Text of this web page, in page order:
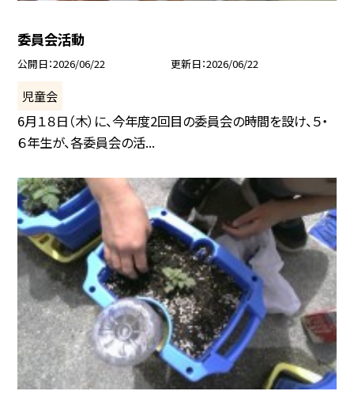
委員会活動
公開日 2026/06/22 更新日 2026/06/22
児童会
6月１８日（木）に、今年度2回目の委員会の時間を設け、５・
６年生が、各委員会の活...